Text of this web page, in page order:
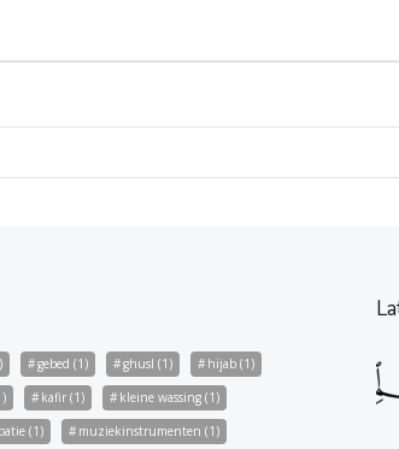
gebed (1) ghusl (1) hijab(1)
kafir(1) kleine wassing(1)
(1) muziekinstrumenten (1)